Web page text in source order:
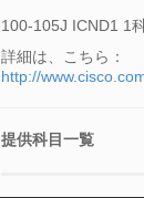
100-105J ICND1 1
詳細は、こちら：
http://
提供科目一覧